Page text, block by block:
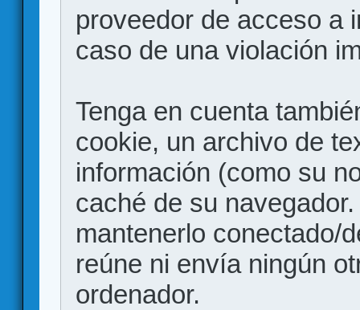
proveedor de acceso a
caso de una violación
Tenga en cuenta
cookie, un archivo de
información (como su
caché de su
mantenerlo conectado/
reúne ni envía ningún
ordenador.